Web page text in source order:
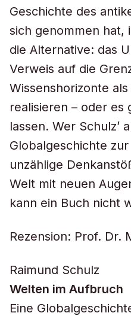
Geschichte des
sich genommen hat,
die Alternative: das
Verweis auf die
Wissenshorizonte
realisieren – oder es
lassen. Wer Schulz’
Globalgeschichte
unzählige
Welt mit neuen
kann ein Buch nicht
Rezension: Prof. Dr.
Raimund Schulz
Welten im Aufbruch
Eine